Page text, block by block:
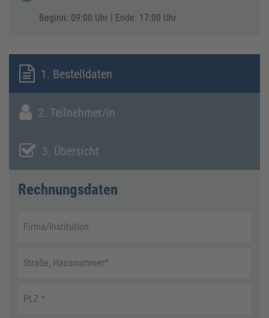
Beginn: 09:00 Uhr | Ende: 17:00 Uhr
1. Bestelldaten
2. Teilnehmer/in
3. Übersicht
Rechnungsdaten
Firma/Institution
Straße, Hausnummer*
PLZ *